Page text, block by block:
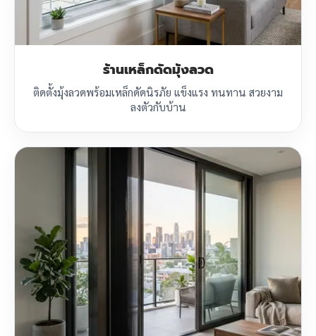
ร้านเหล็กดัดมุ้งลวด
ติดตั้งมุ้งลวดพร้อมเหล็กดัดนิรภัย แข็งแรง ทนทาน สวยงาม
ลงตัวกับบ้าน